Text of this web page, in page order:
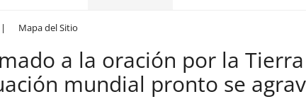
| Mapa del Sitio
a la oración por la
mundial pronto se